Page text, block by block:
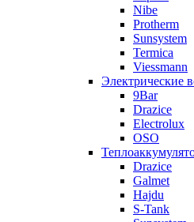
Nibe
Protherm
Sunsystem
Termica
Viessmann
Электрические
9Bar
Drazice
Electrolux
OSO
Drazice
Galmet
Hajdu
S-Tank